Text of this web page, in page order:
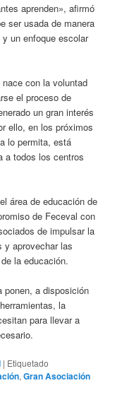
aprenden», afirmó
ser usada de manera
un enfoque escolar
nace con la voluntad
el proceso de
un gran interés
ello, en los próximos
lo permita, está
a todos los centros
área de educación de
de Feceval con
de impulsar la
y aprovechar las
la educación.
ponen, a disposición
la
para llevar a
| Etiquetado
,Gran Asociación